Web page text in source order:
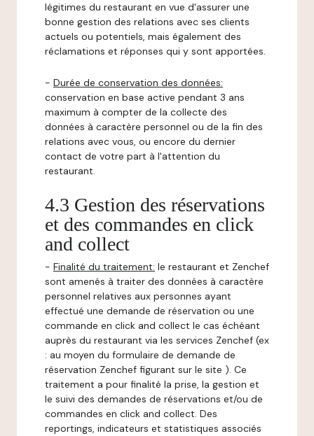
légitimes du restaurant en vue d'assurer une
bonne gestion des relations avec ses clients
actuels ou potentiels, mais également des
réclamations et réponses qui y sont apportées.
- Durée de conservation des données:
conservation en base active pendant 3 ans
maximum à compter de la collecte des
données à caractère personnel ou de la fin des
relations avec vous, ou encore du dernier
contact de votre part à l'attention du
restaurant.
4.3 Gestion des réservations
et des commandes en click
and collect
- Finalité du traitement: le restaurant et Zenchef
sont amenés à traiter des données à caractère
personnel relatives aux personnes ayant
effectué une demande de réservation ou une
commande en click and collect le cas échéant
auprès du restaurant via les services Zenchef (ex
: au moyen du formulaire de demande de
réservation Zenchef figurant sur le site ). Ce
traitement a pour finalité la prise, la gestion et
le suivi des demandes de réservations et/ou de
commandes en click and collect. Des
reportings, indicateurs et statistiques associés